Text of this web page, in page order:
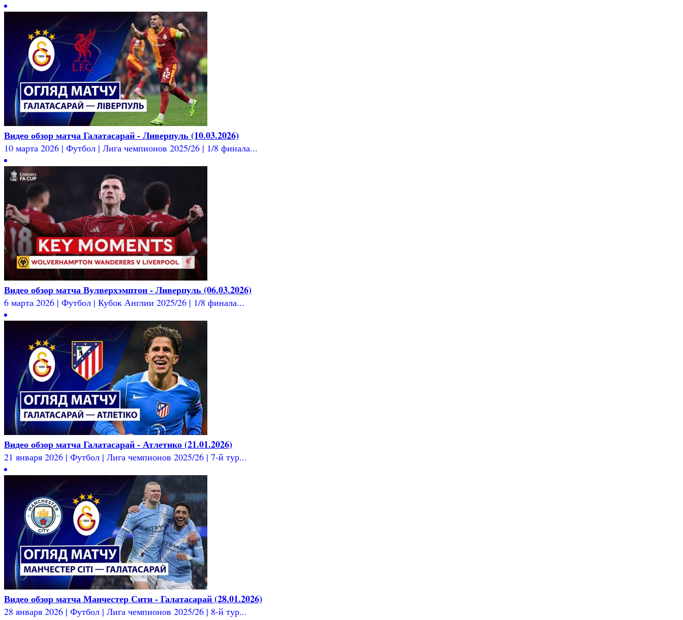
Видео обзор матча Галатасарай - Ливерпуль (10.03.2026)
10 марта 2026 | Футбол | Лига чемпионов 2025/26 | 1/8 финала...
Видео обзор матча Вулверхэмптон - Ливерпуль (06.03.2026)
6 марта 2026 | Футбол | Кубок Англии 2025/26 | 1/8 финала...
Видео обзор матча Галатасарай - Атлетико (21.01.2026)
21 января 2026 | Футбол | Лига чемпионов 2025/26 | 7-й тур...
Видео обзор матча Манчестер Сити - Галатасарай (28.01.2026)
28 января 2026 | Футбол | Лига чемпионов 2025/26 | 8-й тур...